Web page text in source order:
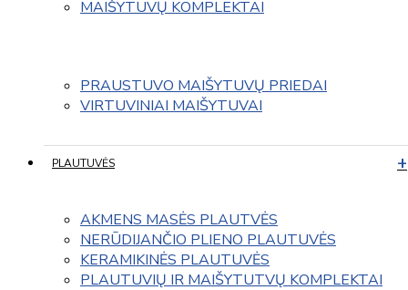
MAIŠYTUVŲ KOMPLEKTAI
PRAUSTUVO MAIŠYTUVŲ PRIEDAI
VIRTUVINIAI MAIŠYTUVAI
PLAUTUVĖS
AKMENS MASĖS PLAUTVĖS
NERŪDIJANČIO PLIENO PLAUTUVĖS
KERAMIKINĖS PLAUTUVĖS
PLAUTUVIŲ IR MAIŠYTUTVŲ KOMPLEKTAI